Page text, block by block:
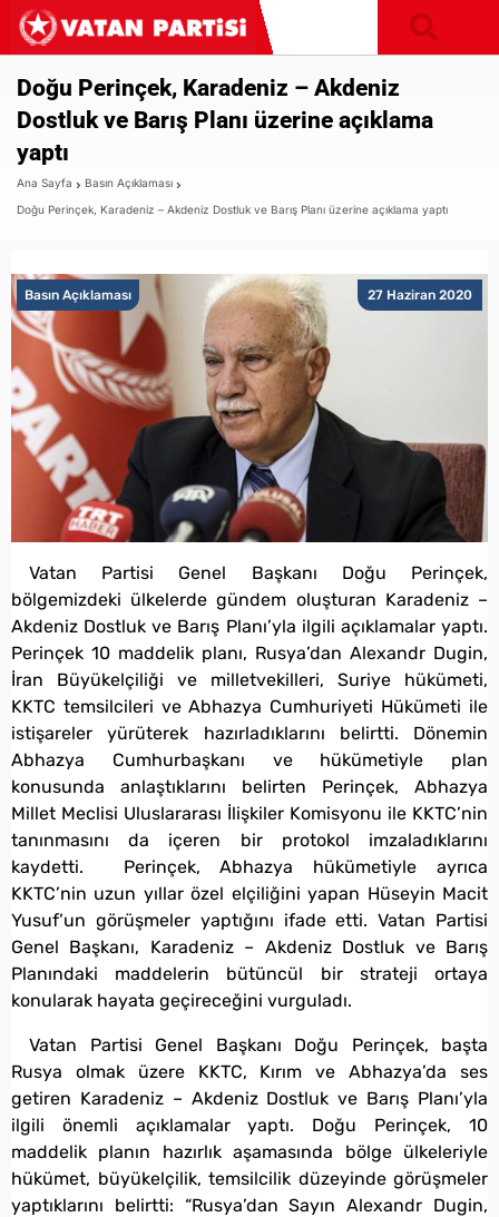
Doğu Perinçek, Karadeniz – Akdeniz
Dostluk ve Barış Planı üzerine açıklama
yaptı
Ana Sayfa
Basın Açıklaması
Doğu Perinçek, Karadeniz – Akdeniz Dostluk ve Barış Planı üzerine açıklama yaptı
27 Haziran 2020
Basın Açıklaması
Vatan Partisi Genel Başkanı Doğu Perinçek,
bölgemizdeki ülkelerde gündem oluşturan Karadeniz –
Akdeniz Dostluk ve Barış Planı’yla ilgili açıklamalar yaptı.
Perinçek 10 maddelik planı, Rusya’dan Alexandr Dugin,
İran Büyükelçiliği ve milletvekilleri, Suriye hükümeti,
KKTC temsilcileri ve Abhazya Cumhuriyeti Hükümeti ile
istişareler yürüterek hazırladıklarını belirtti. Dönemin
Abhazya Cumhurbaşkanı ve hükümetiyle plan
konusunda anlaştıklarını belirten Perinçek, Abhazya
Millet Meclisi Uluslararası İlişkiler Komisyonu ile KKTC’nin
tanınmasını da içeren bir protokol imzaladıklarını
kaydetti. Perinçek, Abhazya hükümetiyle ayrıca
KKTC’nin uzun yıllar özel elçiliğini yapan Hüseyin Macit
Yusuf’un görüşmeler yaptığını ifade etti. Vatan Partisi
Genel Başkanı, Karadeniz – Akdeniz Dostluk ve Barış
Planındaki maddelerin bütüncül bir strateji ortaya
konularak hayata geçireceğini vurguladı.
Vatan Partisi Genel Başkanı Doğu Perinçek, başta
Rusya olmak üzere KKTC, Kırım ve Abhazya’da ses
getiren Karadeniz – Akdeniz Dostluk ve Barış Planı’yla
ilgili önemli açıklamalar yaptı. Doğu Perinçek, 10
maddelik planın hazırlık aşamasında bölge ülkeleriyle
hükümet, büyükelçilik, temsilcilik düzeyinde görüşmeler
yaptıklarını belirtti: “Rusya’dan Sayın Alexandr Dugin,